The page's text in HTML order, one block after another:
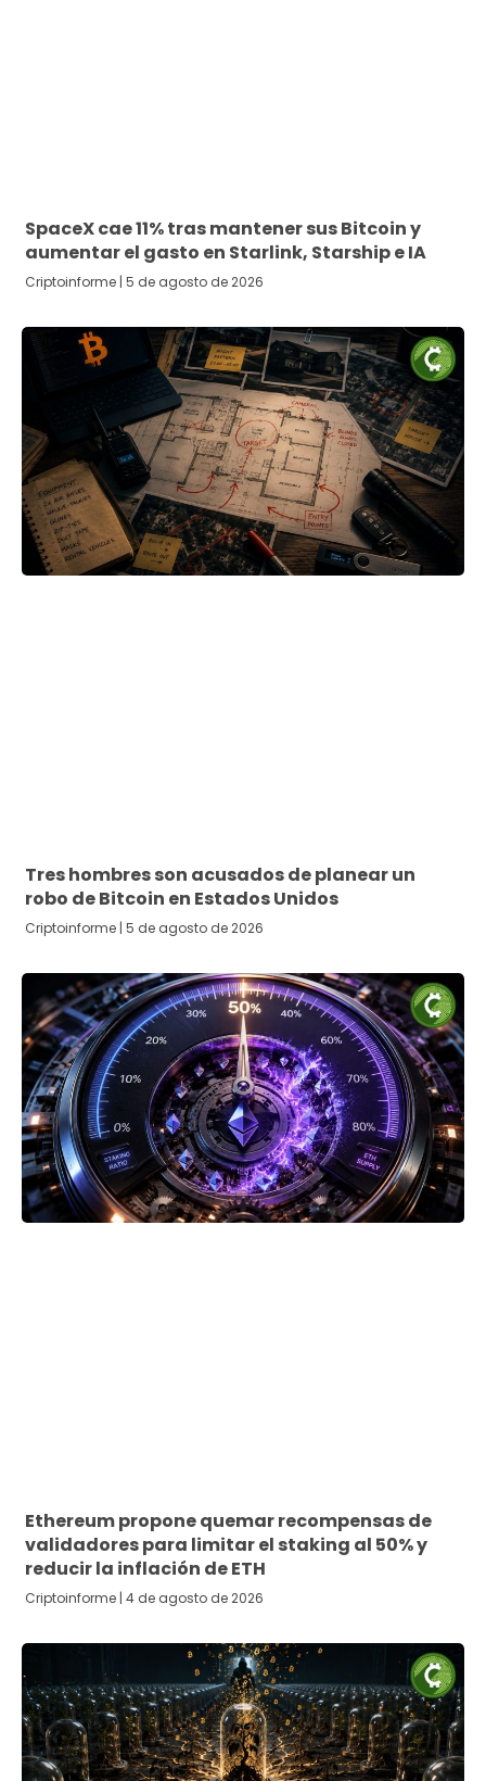
SpaceX cae 11% tras mantener sus Bitcoin y
aumentar el gasto en Starlink, Starship e IA
Criptoinforme 5 de agosto de 2026
Tres hombres son acusados de planear un
robo de Bitcoin en Estados Unidos
Criptoinforme 5 de agosto de 2026
Ethereum propone quemar recompensas de
validadores para limitar el staking al 50% y
reducir la inflación de ETH
Criptoinforme 4 de agosto de 2026